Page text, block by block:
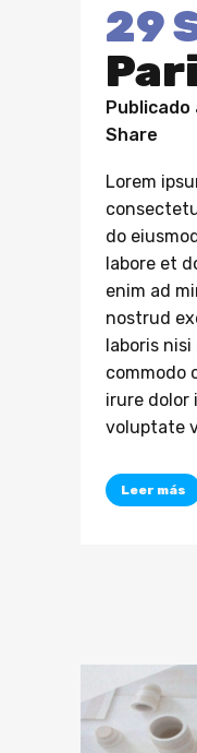
29
Publicado
Share
Lorem
do
labore et
enim ad
nostrud
laboris
commodo
irure dolor
voluptate
Leer más